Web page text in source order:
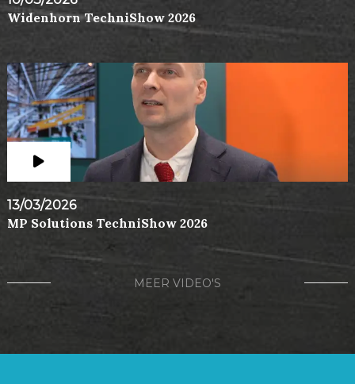
Widenhorn TechniShow 2026
13/03/2026
MP Solutions TechniShow 2026
MEER VIDEO'S